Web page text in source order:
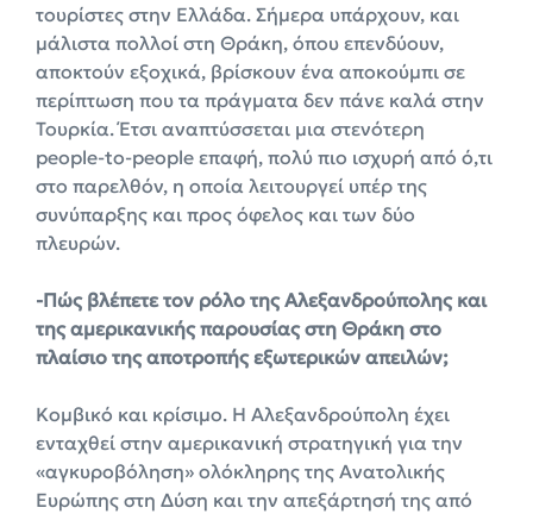
τουρίστες στην Ελλάδα. Σήμερα υπάρχουν, και
μάλιστα πολλοί στη Θράκη, όπου επενδύουν,
αποκτούν εξοχικά, βρίσκουν ένα αποκούμπι σε
περίπτωση που τα πράγματα δεν πάνε καλά στην
Τουρκία. Έτσι αναπτύσσεται μια στενότερη
people-to-people επαφή, πολύ πιο ισχυρή από ό,τι
στο παρελθόν, η οποία λειτουργεί υπέρ της
συνύπαρξης και προς όφελος και των δύο
πλευρών.
-Πώς βλέπετε τον ρόλο της Αλεξανδρούπολης και
της αμερικανικής παρουσίας στη Θράκη στο
πλαίσιο της αποτροπής εξωτερικών απειλών;
Κομβικό και κρίσιμο. Η Αλεξανδρούπολη έχει
ενταχθεί στην αμερικανική στρατηγική για την
«αγκυροβόληση» ολόκληρης της Ανατολικής
Ευρώπης στη Δύση και την απεξάρτησή της από